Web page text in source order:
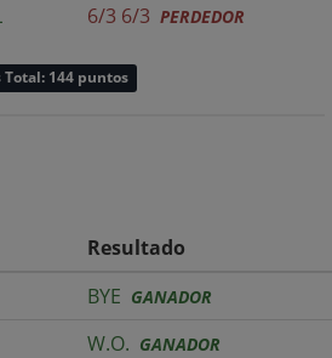
6/3 6/3 PERDEDOR
Total: 144 puntos
Resultado
BYE GANADOR
W.O. GANADOR